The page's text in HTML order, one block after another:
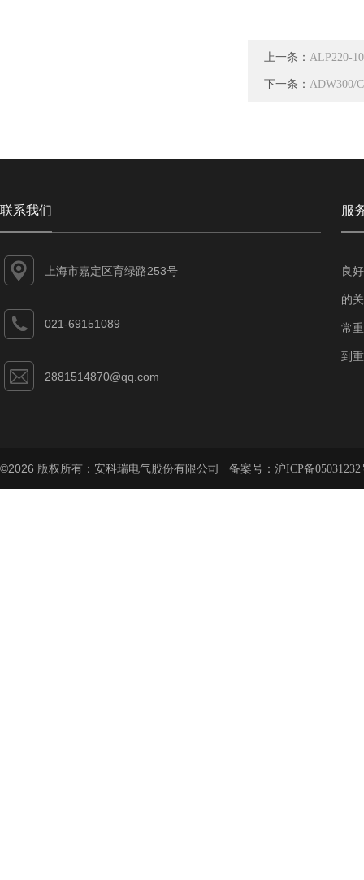
上一条： ALP220-
下一条： ADW300/
联系我们
上海市嘉定区育绿路253号
021-69151089
2881514870@qq.com
服
良
的
常
到
©2026 版权所有：安科瑞电气股份有限公司 备案号： 沪ICP备05031232